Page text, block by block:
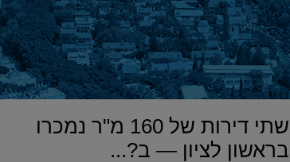
שתי דירות של 160 מ"ר נמכרו
בראשון לציון — ב?...